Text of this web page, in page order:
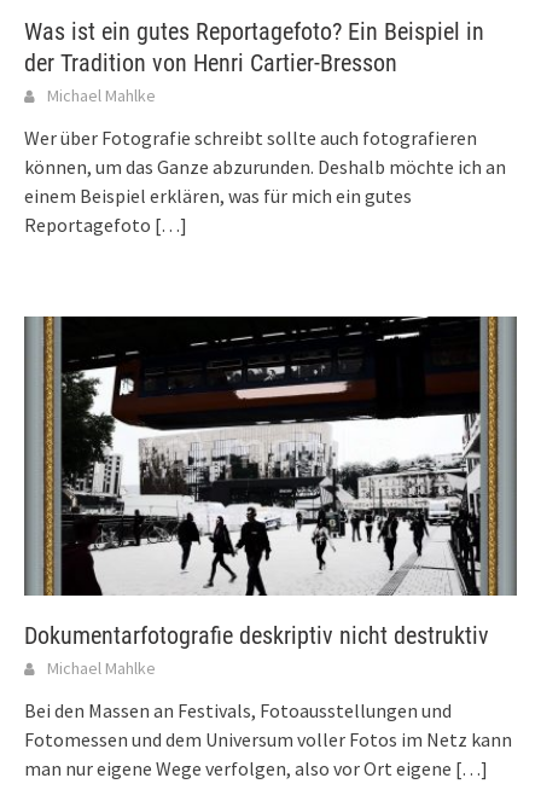
Was ist ein gutes Reportagefoto? Ein Beispiel in
der Tradition von Henri Cartier-Bresson
Michael Mahlke
Wer über Fotografie schreibt sollte auch fotografieren
können, um das Ganze abzurunden. Deshalb möchte ich an
einem Beispiel erklären, was für mich ein gutes
Reportagefoto […]
Dokumentarfotografie deskriptiv nicht destruktiv
Michael Mahlke
Bei den Massen an Festivals, Fotoausstellungen und
Fotomessen und dem Universum voller Fotos im Netz kann
man nur eigene Wege verfolgen, also vor Ort eigene […]